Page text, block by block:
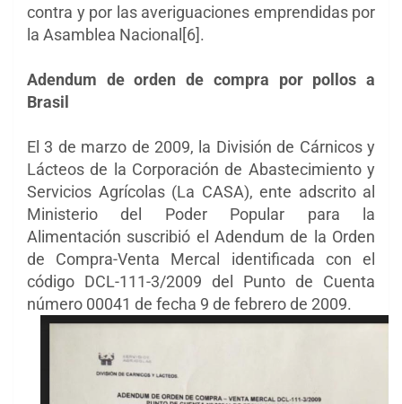
contra y por las averiguaciones emprendidas por
la Asamblea Nacional[6].
Adendum de orden de compra por pollos a
Brasil
El 3 de marzo de 2009, la División de Cárnicos y
Lácteos de la Corporación de Abastecimiento y
Servicios Agrícolas (La CASA), ente adscrito al
Ministerio del Poder Popular para la
Alimentación suscribió el Adendum de la Orden
de Compra-Venta Mercal identificada con el
código DCL-111-3/2009 del Punto de Cuenta
número 00041 de fecha 9 de febrero de 2009.